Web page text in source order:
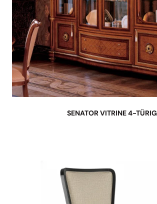
SENATOR VITRINE 4-TÜRIG